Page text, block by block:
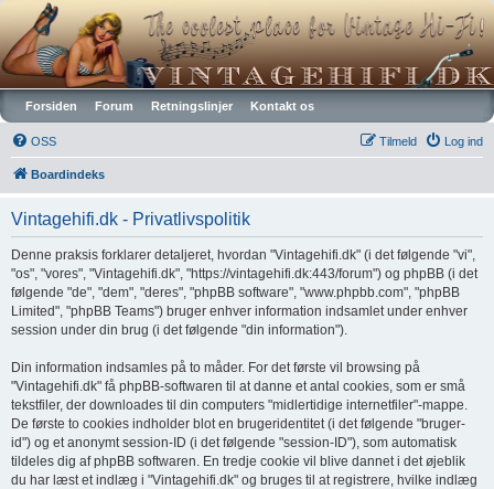
Vintagehifi.dk
Forsiden Forum Retningslinjer Kontakt os
OSS Log ind
Tilmeld
Boardindeks
Vintagehifi.dk - Privatlivspolitik
Denne praksis forklarer detaljeret, hvordan "Vintagehifi.dk" (i det følgende "vi",
"os", "vores", "Vintagehifi.dk", "https://vintagehifi.dk:443/forum") og phpBB (i det
følgende "de", "dem", "deres", "phpBB software", "www.phpbb.com", "phpBB
Limited", "phpBB Teams") bruger enhver information indsamlet under enhver
session under din brug (i det følgende "din information").
Din information indsamles på to måder. For det første vil browsing på
"Vintagehifi.dk" få phpBB-softwaren til at danne et antal cookies, som er små
tekstfiler, der downloades til din computers "midlertidige internetfiler"-mappe.
De første to cookies indholder blot en brugeridentitet (i det følgende "bruger-
id") og et anonymt session-ID (i det følgende "session-ID"), som automatisk
tildeles dig af phpBB softwaren. En tredje cookie vil blive dannet i det øjeblik
du har læst et indlæg i "Vintagehifi.dk" og bruges til at registrere, hvilke indlæg